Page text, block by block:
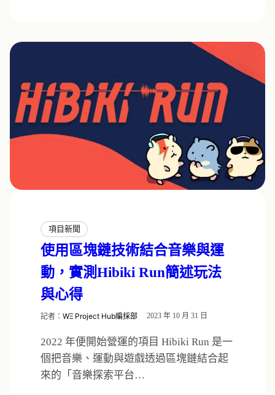
項目新聞
使用區塊鏈技術結合音樂與運
動，實測Hibiki Run簡述玩法
與心得
記者： WΞ Project Hub編採部 2023 年 10 月 31 日
2022 年便開始營運的項目 Hibiki Run 是一
個把音樂、運動與遊戲透過區塊鏈結合起
來的「音樂探索平台…